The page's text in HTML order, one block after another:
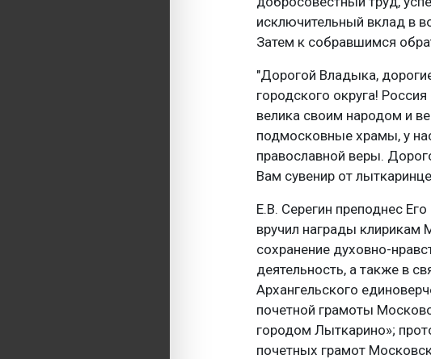
исключительный вклад в
Затем к собравшимся
"Дорогой Владыка,
городского округа!
велика своим народом и
подмосковные храмы, у
православной веры.
Вам сувенир от
Е.В. Серегин преподнес
вручил награды клирикам
сохранение духовно-
деятельность, а также в
Архангельского
почетной грамоты
городом Лыткарино»;
почетных грамот